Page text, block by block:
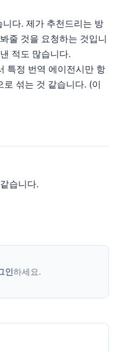
다. 제가 추천드리는 방
줄 것을 요청하는 것입니
적도 많습니다.
특정 번역 에이전시만 항
섞는 것 같습니다. (이
습니다.
인하세요.